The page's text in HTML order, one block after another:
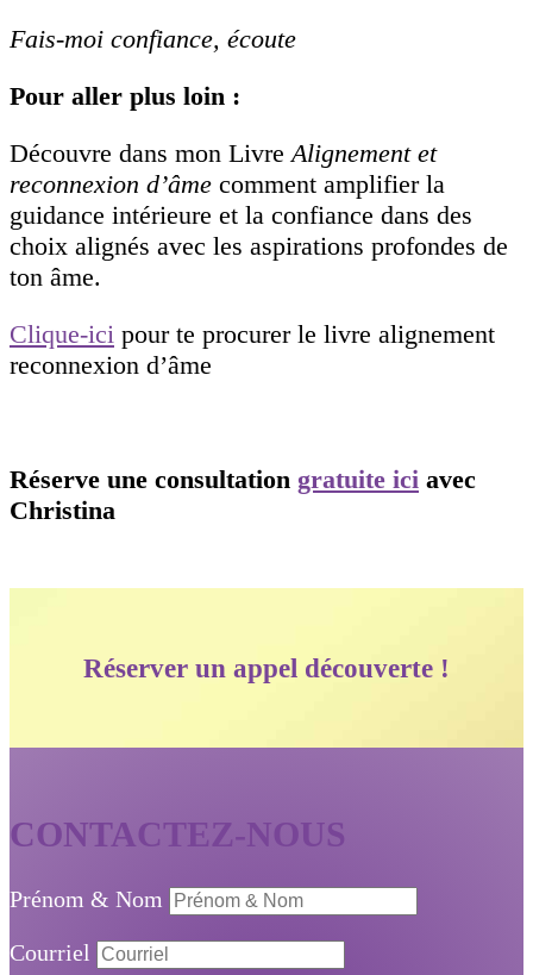
Fais-moi confiance, écoute
Pour aller plus loin :
Découvre dans mon Livre Alignement et
reconnexion d’âme comment amplifier la
guidance intérieure et la confiance dans des
choix alignés avec les aspirations profondes de
ton âme.
Clique-ici pour te procurer le livre alignement
reconnexion d’âme
Réserve une consultation gratuite ici avec
Christina
Réserver un appel découverte !
CONTACTEZ-NOUS
Prénom & Nom
Courriel